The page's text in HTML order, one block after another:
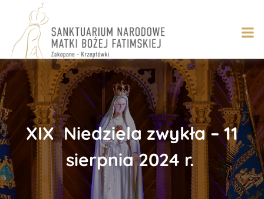
content
​XIX Niedziela zwykła – 11
sierpnia 2024 r.